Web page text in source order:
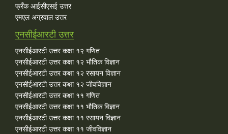
फ्रँक आईसीएसई उत्तर
एमएल अग्रवाल उत्तर
एनसीईआरटी उत्तर
एनसीईआरटी उत्तर कक्षा १२ गणित
एनसीईआरटी उत्तर कक्षा १२ भौतिक विज्ञान
एनसीईआरटी उत्तर कक्षा १२ रसायन विज्ञान
एनसीईआरटी उत्तर कक्षा १२ जीवविज्ञान
एनसीईआरटी उत्तर कक्षा ११ गणित
एनसीईआरटी उत्तर कक्षा ११ भौतिक विज्ञान
एनसीईआरटी उत्तर कक्षा ११ रसायन विज्ञान
एनसीईआरटी उत्तर कक्षा ११ जीवविज्ञान